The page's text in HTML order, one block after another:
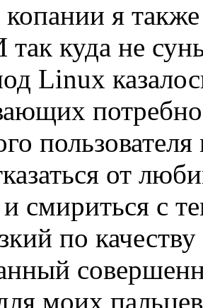
я
куда не
Linux
от
смириться с
по
моих